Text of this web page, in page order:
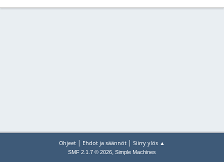
Ohjeet | Ehdot ja säännöt | Siirry ylös ▲
SMF 2.1.7 © 2026, Simple Machines